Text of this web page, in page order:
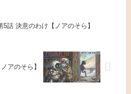
5話 決意のわけ【ノアのそら】
アのそら】